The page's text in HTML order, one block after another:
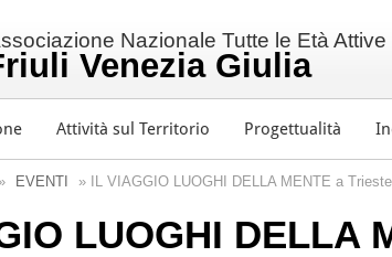
Nazionale Tutte le Età
Venezia Giulia
Attività sul Territorio Progettualità
» EVENTI » IL VIAGGIO LUOGHI DELLA MENTE a Trieste
LUOGHI DELLA